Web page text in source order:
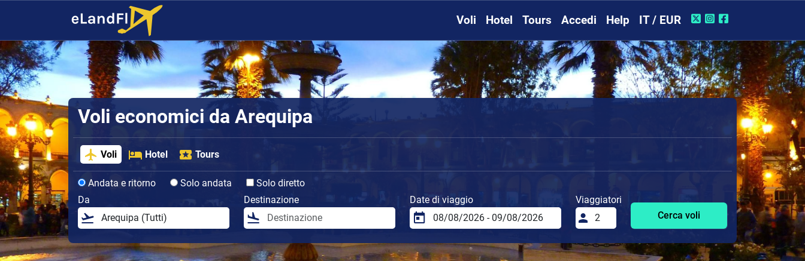
Voli Hotel Tours Accedi Help IT / EUR
Voli economici da Arequipa
Voli Hotel Tours
Andata e ritorno Solo andata
Solo diretto
Da
Destinazione Date di viaggio
Viaggiatori
Cerca voli